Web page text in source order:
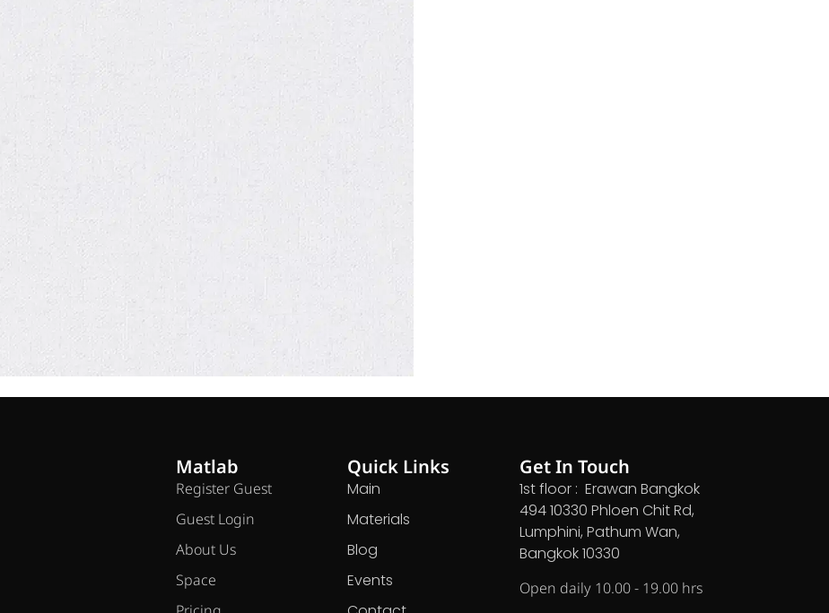
Matlab
Register Guest
Guest Login
About Us
Space
Quick Links
Main
Materials
Blog
Events
Get In Touch
1st floor : Erawan Bangkok
494 10330 Phloen Chit Rd,
Lumphini, Pathum Wan,
Bangkok 10330
Open daily 10.00 - 19.00 hrs